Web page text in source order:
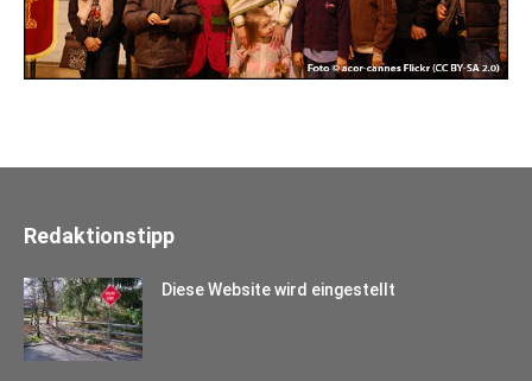
Redaktionstipp
Diese Website wird eingestellt